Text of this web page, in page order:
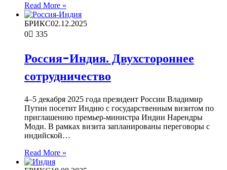
Read More »
БРИКС02.12.2025
0
335
Россия-Индия. Двухстороннее
сотрудничество
4–5 декабря 2025 года президент России Владимир
Путин посетит Индию с государственным визитом по
приглашению премьер-министра Индии Нарендры
Моди. В рамках визита запланированы переговоры с
индийской…
Read More »